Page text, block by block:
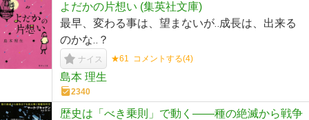
よだかの片想い (集英社文庫)
最早、変わる事は、望まないが‥成長は、出来る
のかな‥？
ナイス ★61 コメントする(4)
島本 理生
2340
歴史は「べき乗則」で動く――種の絶滅から戦争